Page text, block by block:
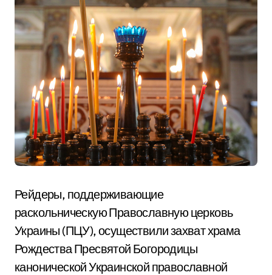
Рейдеры, поддерживающие
раскольническую Православную церковь
Украины (ПЦУ), осуществили захват храма
Рождества Пресвятой Богородицы
канонической Украинской православной